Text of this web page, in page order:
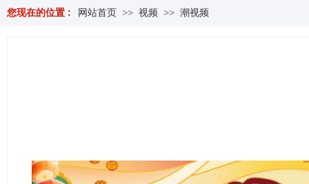
您现在的位置 : 网站首页 >> 视频 >> 潮视频